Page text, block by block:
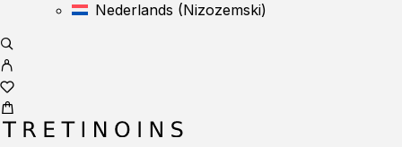
Nederlands (Nizozemski)